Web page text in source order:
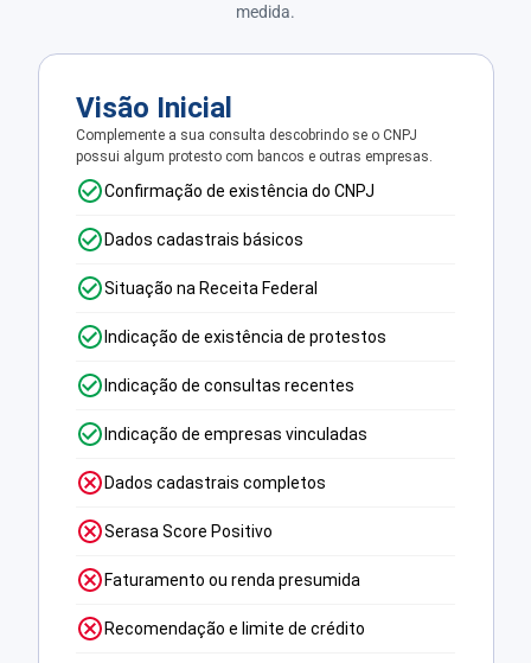
medida.
Visão Inicial
Complemente a sua consulta descobrindo se o CNPJ
possui algum protesto com bancos e outras empresas.
Confirmação de existência do CNPJ
Dados cadastrais básicos
Situação na Receita Federal
Indicação de existência de protestos
Indicação de consultas recentes
Indicação de empresas vinculadas
Dados cadastrais completos
Serasa Score Positivo
Faturamento ou renda presumida
Recomendação e limite de crédito